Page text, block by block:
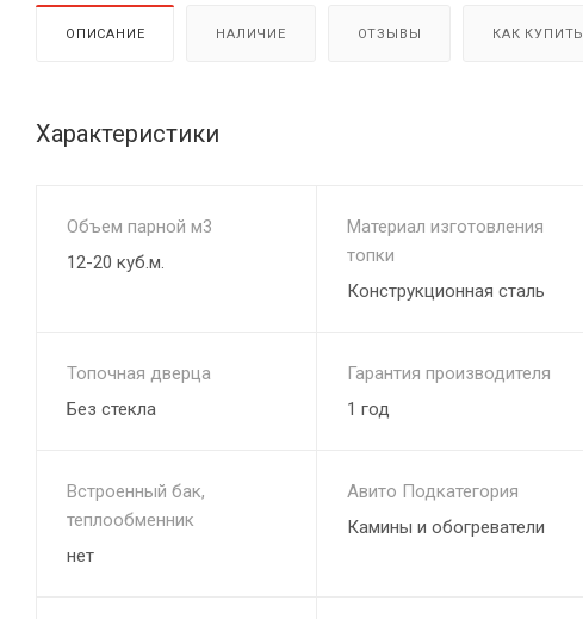
ОПИСАНИЕ НАЛИЧИЕ ОТЗЫВЫ КАК КУПИТЬ
Характеристики
Объем парной м3
12-20 куб.м.
Материал изготовления
топки
Конструкционная сталь
Топочная дверца
Без стекла
Гарантия производителя
1 год
Встроенный бак,
теплообменник
нет
Авито Подкатегория
Камины и обогреватели